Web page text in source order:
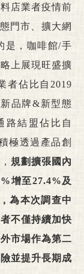
店業者疫情前
門市、擴大網
是，咖啡館/手
上展現旺盛擴
者佔比自2019
品牌&新型態
路結盟佔比自
極透過產品創
規劃擴張國內
增至27.4%及
為本次調查中
不僅持續加快
市場作為第二
並提升長期成